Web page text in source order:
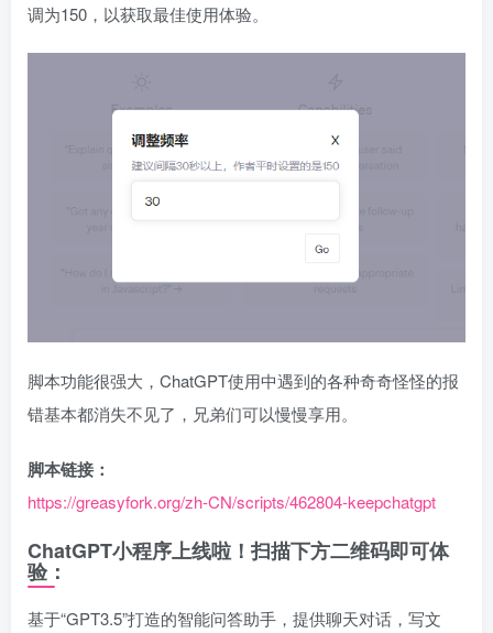
调为150，以获取最佳使用体验。
脚本功能很强大，ChatGPT使用中遇到的各种奇奇怪怪的报
错基本都消失不见了，兄弟们可以慢慢享用。
脚本链接：
https://greasyfork.org/zh-CN/scripts/462804-keepchatgpt
ChatGPT小程序上线啦！扫描下方二维码即可体
验：
基于“GPT3.5”打造的智能问答助手，提供聊天对话，写文